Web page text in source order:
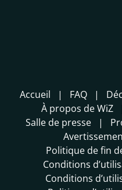
Accueil FAQ
À propos de WiZ
Salle de presse
Politique de fin
Conditions
Conditions